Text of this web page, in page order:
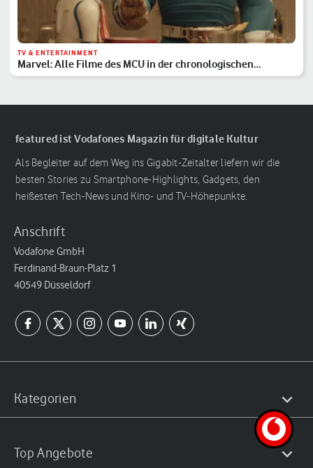
TV & ENTERTAINMENT
Marvel: Alle Filme des MCU in der chronologischen
Reihenfolge
featured ist Vodafones Magazin für digitale Kultur
Als Begleiter auf dem Weg ins Gigabit-Zeitalter liefern wir die
besten Stories zu Smartphone-Highlights, Gadgets, den
heißesten Tech-News und Kino- und TV-Höhepunkte.
Anschrift
Vodafone GmbH
Ferdinand-Braun-Platz 1
40549 Düsseldorf
Kategorien
Top Angebote